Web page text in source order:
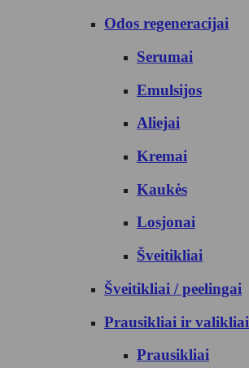
Odos regeneracijai
Serumai
Emulsijos
Aliejai
Kremai
Kaukės
Losjonai
Šveitikliai
Šveitikliai / peelingai
Prausikliai ir valikliai
Prausikliai